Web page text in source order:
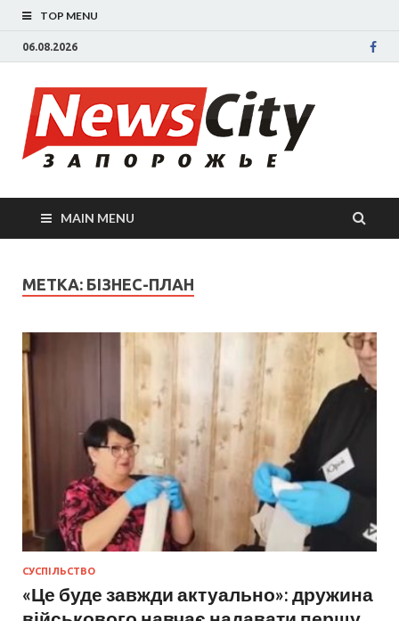
TOP MENU
06.08.2026
MAIN MENU
МЕТКА: БІЗНЕС-ПЛАН
СУСПІЛЬСТВО
«Це буде завжди актуально»: дружина